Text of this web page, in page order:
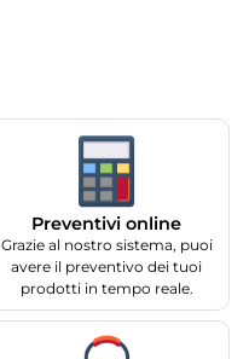
Preventivi online
Grazie al nostro sistema, puoi
avere il preventivo dei tuoi
prodotti in tempo reale.